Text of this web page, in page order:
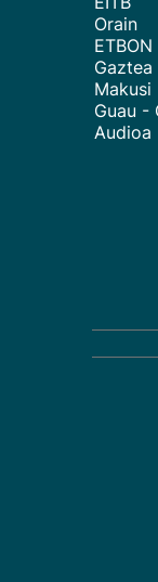
Orain
ETBON
Gaztea
Makusi
Guau -
Audioa